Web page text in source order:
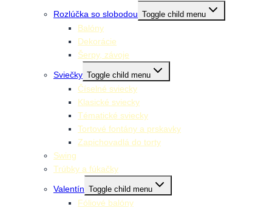
Rozlúčka so slobodou Toggle child menu
Balóny
Dekorácie
Šerpy, závoje
Sviečky Toggle child menu
Číselné sviecky
Klasické sviecky
Tématické sviecky
Tortové fontány a prskavky
Zapichovadlá do torty
Swing
Trúbky a fúkačky
Valentín Toggle child menu
Fóliové balóny